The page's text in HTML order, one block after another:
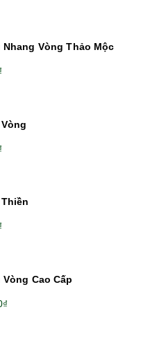
Vòng Thảo Mộc
Cao Cấp